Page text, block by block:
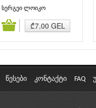
სერგეი ლოიკო
₾7.00 GEL
კალათაში დამატება
წესები კონტაქტი FAQ